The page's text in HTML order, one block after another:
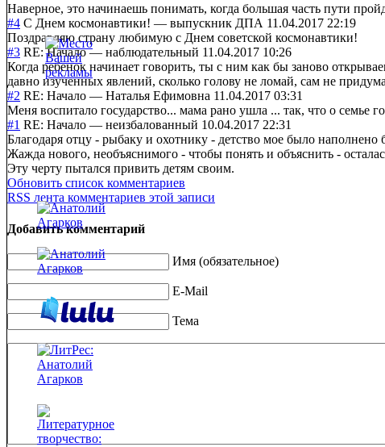
Наверное, это начинаешь понимать, когда большая часть пути
#4 С Днем космонавтики! — выпускник ДПА 11.04.2017 22:19
Поздравляю страну любимую с Днем советской космонавтики!
#3 RE: Начало— наблюдательный 11.04.2017 10:26
Когда ребенок начинает говорить, ты с ним как бы заново
давно изученных явлений, сколько голову не ломай, сам не
#2 RE: Начало — Наталья Ефимовна 11.04.2017 03:31
Меня воспитало государство... мама рано ушла ... так, что о семье
#1 RE: Начало — неизбалованный 10.04.2017 22:31
Благодаря отцу - рыбаку и охотнику - детство мое было
Жажда нового, необъяснимого - чтобы понять и объяснить -
Эту черту пытался привить детям своим.
Обновить список комментариев
RSS лента комментариев этой записи
Добавить комментарий
Имя (обязательное)
E-Mail
Тема